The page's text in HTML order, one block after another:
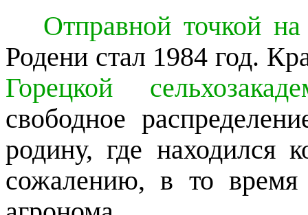
Отправной точкой
Родени стал 1984 год.
Горецкой
свободное
родину, где находился
сожалению, в то